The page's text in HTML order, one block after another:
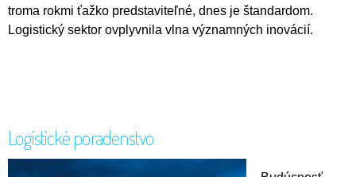
troma rokmi ťažko predstaviteľné, dnes je štandardom.
Logistický sektor ovplyvnila vlna významných inovácií.
Logistické poradenstvo